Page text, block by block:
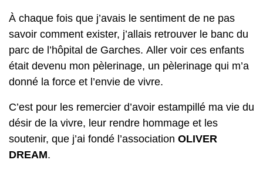
À chaque fois que j’avais le sentiment de ne pas
savoir comment exister, j’allais retrouver le banc du
parc de l’hôpital de Garches. Aller voir ces enfants
était devenu mon pèlerinage, un pèlerinage qui m’a
donné la force et l’envie de vivre.
C’est pour les remercier d’avoir estampillé ma vie du
désir de la vivre, leur rendre hommage et les
soutenir, que j’ai fondé l’association OLIVER
DREAM.